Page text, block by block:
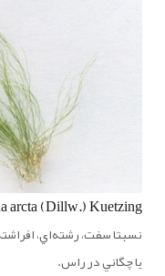
arcta (Dillw.) Kuetzing /
نسبتا سفت، رشته‌اي،
يا چگاني در راس.